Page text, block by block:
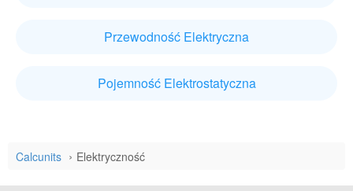
Przewodność Elektryczna
Pojemność Elektrostatyczna
Calcunits Elektryczność